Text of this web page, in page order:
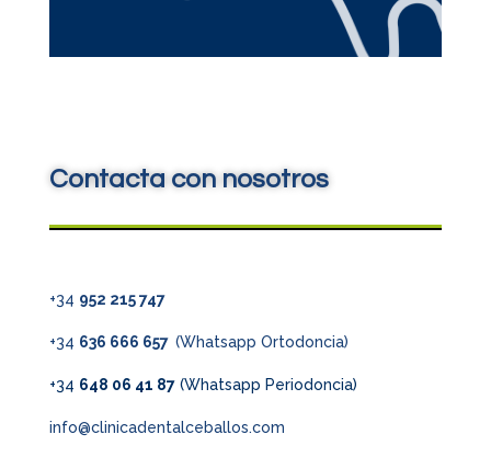
Contacta con nosotros
+34 952 215 747
+34 636 666 657 (Whatsapp Ortodoncia)
+34 648 06 41 87(Whatsapp Periodoncia)
info@clinicadentalceballos.com